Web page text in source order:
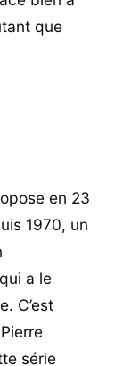
que
en 23
1970, un
a le
C’est
série